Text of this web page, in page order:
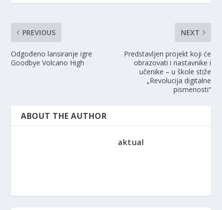
PREVIOUS
Odgođeno lansiranje igre
Goodbye Volcano High
NEXT
Predstavljen projekt koji će
obrazovati i nastavnike i
učenike – u škole stiže
„Revolucija digitalne
pismenosti“
ABOUT THE AUTHOR
aktual